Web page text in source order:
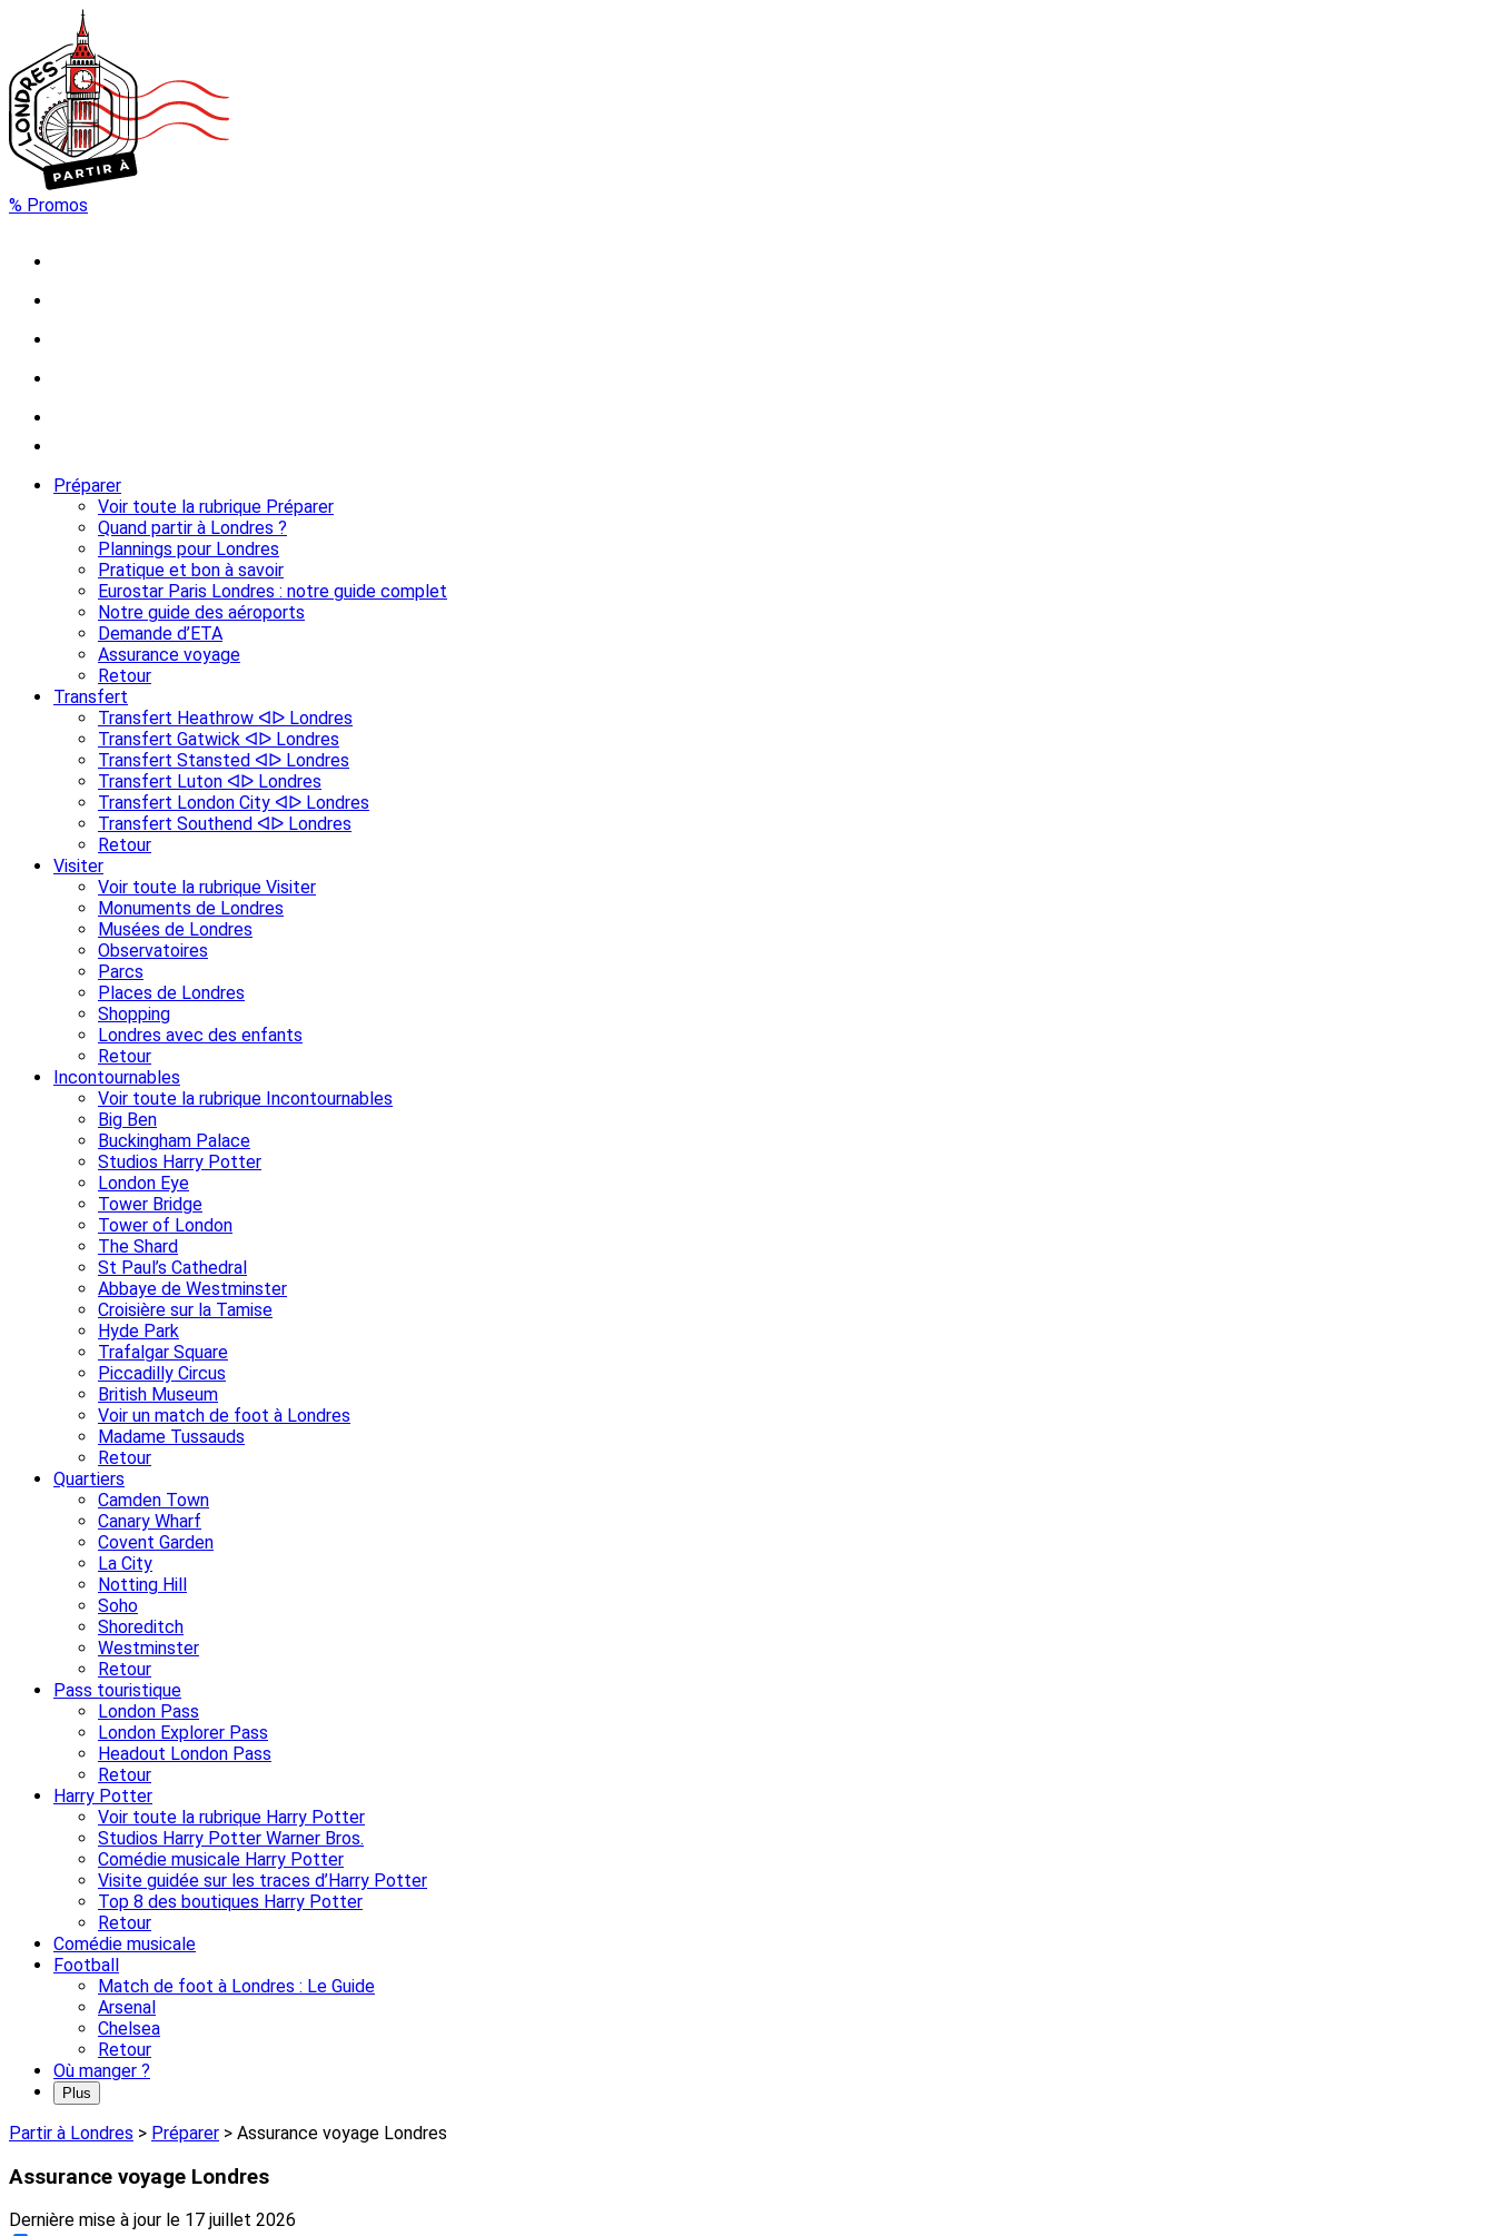
% Promos
Préparer
Voir toute la rubrique Préparer
Quand partir à Londres ?
Plannings pour Londres
Pratique et bon à savoir
Eurostar Paris Londres : notre guide complet
Notre guide des aéroports
Demande d’ETA
Assurance voyage
Retour
Transfert
Transfert Heathrow ᐊᐅ Londres
Transfert Gatwick ᐊᐅ Londres
Transfert Stansted ᐊᐅ Londres
Transfert Luton ᐊᐅ Londres
Transfert London City ᐊᐅ Londres
Transfert Southend ᐊᐅ Londres
Retour
Visiter
Voir toute la rubrique Visiter
Monuments de Londres
Musées de Londres
Observatoires
Parcs
Places de Londres
Shopping
Londres avec des enfants
Retour
Incontournables
Voir toute la rubrique Incontournables
Big Ben
Buckingham Palace
Studios Harry Potter
London Eye
Tower Bridge
Tower of London
The Shard
St Paul’s Cathedral
Abbaye de Westminster
Croisière sur la Tamise
Hyde Park
Trafalgar Square
Piccadilly Circus
British Museum
Voir un match de foot à Londres
Madame Tussauds
Retour
Quartiers
Camden Town
Canary Wharf
Covent Garden
La City
Notting Hill
Soho
Shoreditch
Westminster
Retour
Pass touristique
London Pass
London Explorer Pass
Headout London Pass
Retour
Harry Potter
Voir toute la rubrique Harry Potter
Studios Harry Potter Warner Bros.
Comédie musicale Harry Potter
Visite guidée sur les traces d’Harry Potter
Top 8 des boutiques Harry Potter
Retour
Comédie musicale
Football
Match de foot à Londres : Le Guide
Arsenal
Chelsea
Retour
Où manger ?
Plus
Partir à Londres > Préparer > Assurance voyage Londres
Assurance voyage Londres
Dernière mise à jour le 17 juillet 2026